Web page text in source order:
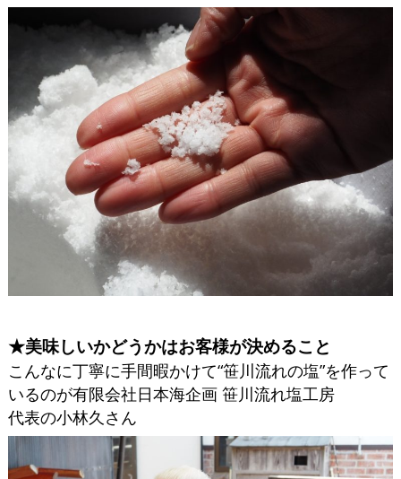
★美味しいかどうかはお客様が決めること
こんなに丁寧に手間暇かけて“笹川流れの塩”を作って
いるのが有限会社日本海企画 笹川流れ塩工房
代表の小林久さん